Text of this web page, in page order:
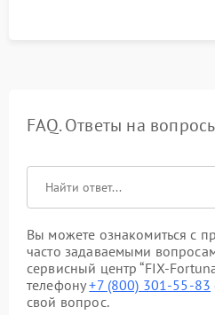
FAQ. Ответы на
Вы можете ознакомиться с
часто задаваемыми
сервисный центр “FIX-
телефону+7 (800) 301-55-83
свой вопрос.